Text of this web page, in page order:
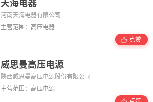
天海电器
河南天海电器有限公司
主营范围：高压电器
点赞
威思曼高压电源
陕西威思曼高压电源股份有限公司
主营范围：高压电源